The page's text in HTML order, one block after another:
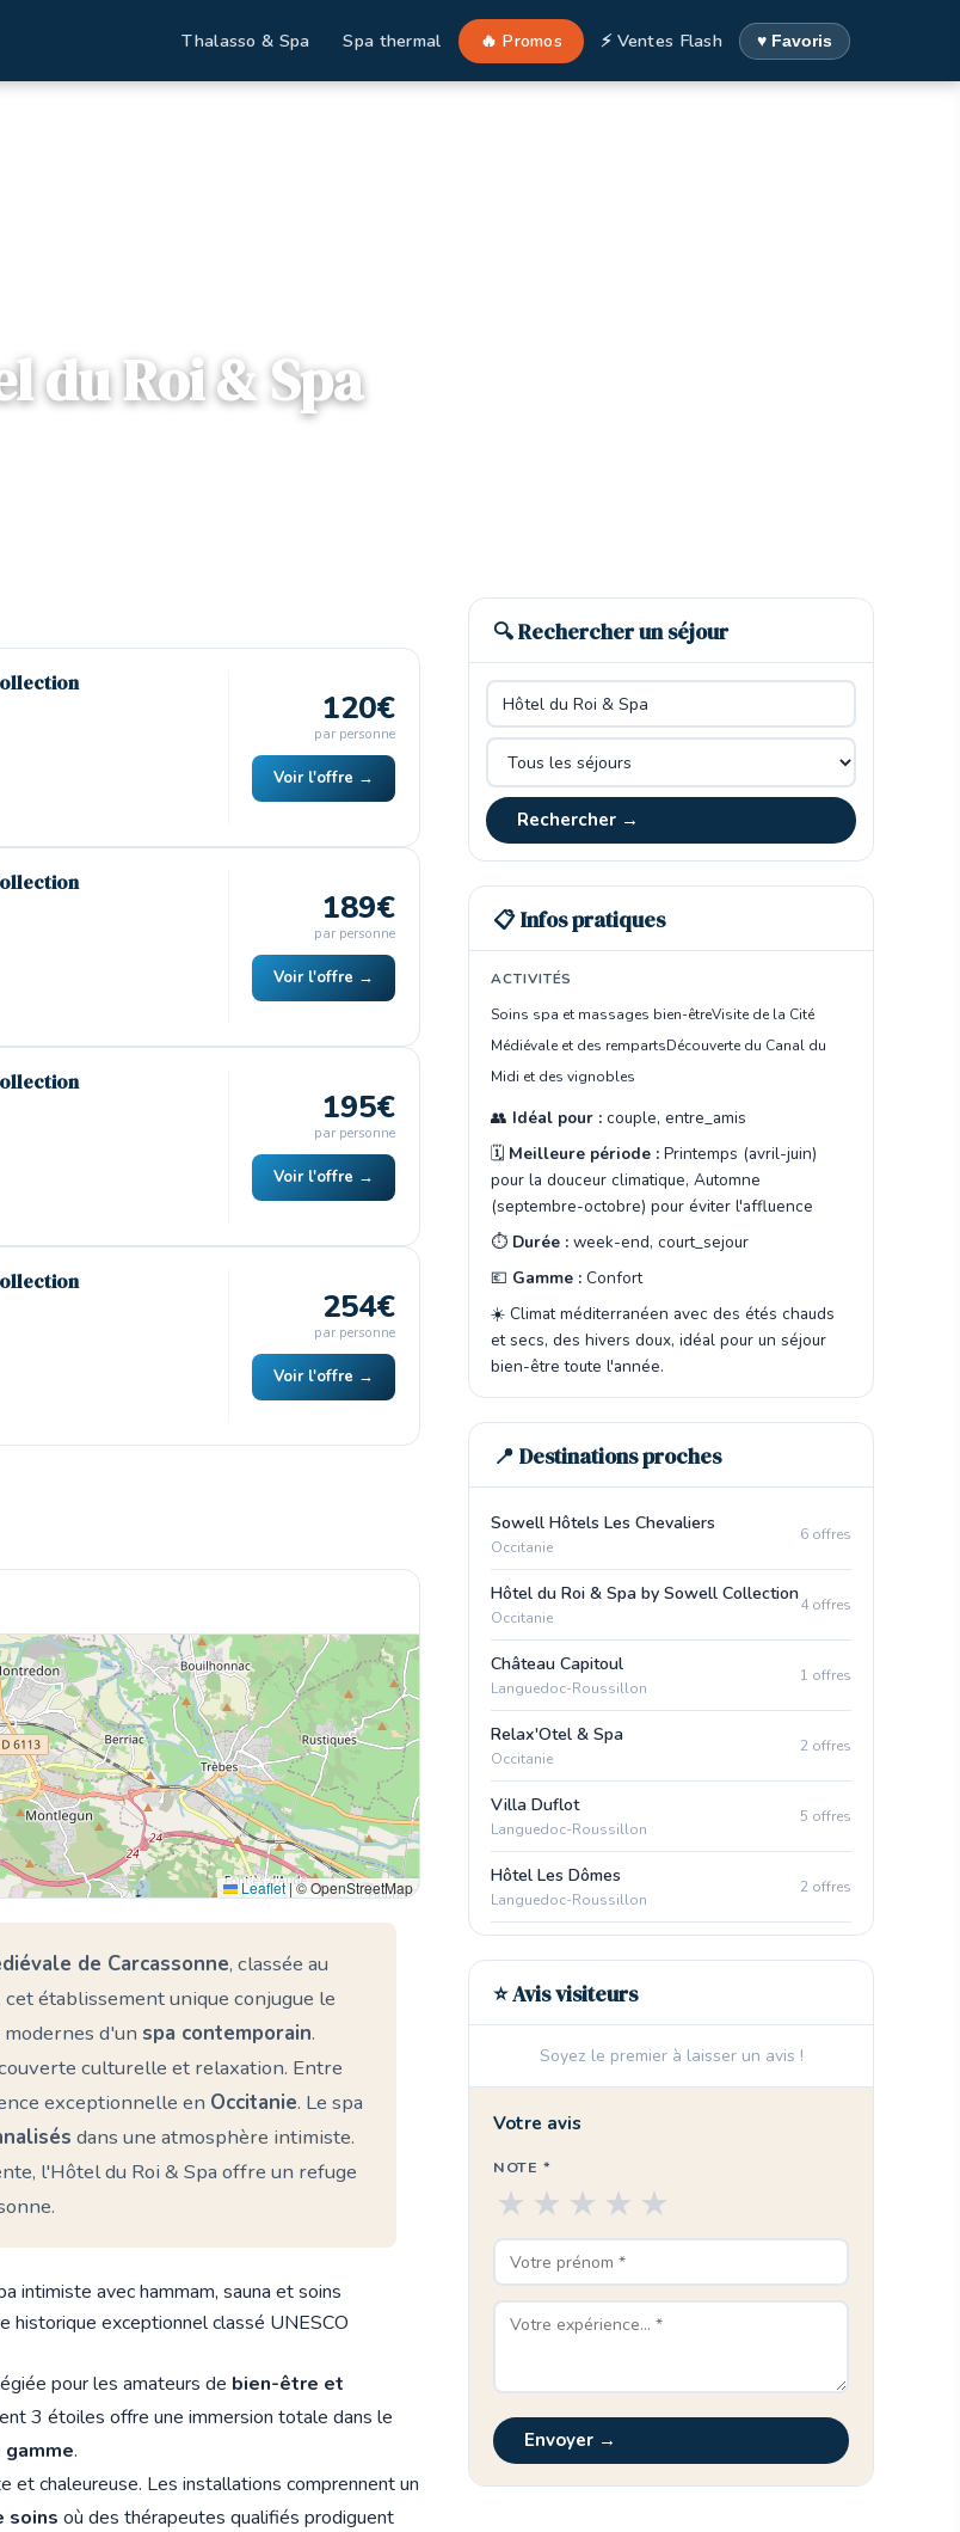
Thalasso & Spa Spa thermal 🔥 Promos ⚡ Ventes Flash ♥ Favoris
du Roi & Spa
120€
par personne
Voir l'offre →
189€
par personne
Voir l'offre →
195€
par personne
Voir l'offre →
254€
par personne
Voir l'offre →
Leaflet |© OpenStreetMap
de Carcassonne, classée au
établissement unique conjugue le
d'un spa contemporain.
culturelle et relaxation. Entre
exceptionnelle en Occitanie. Le spa
dans une atmosphère intimiste.
l'Hôtel du Roi & Spa offre un refuge
intimiste avec hammam, sauna et soins
historique exceptionnel classé UNESCO
pour les amateurs de bien-être et
3 étoiles offre une immersion totale dans le
.
et chaleureuse. Les installations comprennent un
soins où des thérapeutes qualifiés prodiguent
🔍 Rechercher un séjour
Rechercher →
📋 Infos pratiques
ACTIVITÉS
Soins spa et massages bien-êtreVisite de la Cité
Médiévale et des rempartsDécouverte du Canal du
Midi et des vignobles
👥 Idéal pour : couple, entre_amis
🗓️ Meilleure période : Printemps (avril-juin)
pour la douceur climatique, Automne
(septembre-octobre) pour éviter l'affluence
⏱️ Durée : week-end, court_sejour
💶 Gamme : Confort
☀️ Climat méditerranéen avec des étés chauds
et secs, des hivers doux, idéal pour un séjour
bien-être toute l'année.
📍 Destinations proches
Sowell Hôtels Les Chevaliers
Occitanie
6 offres
Hôtel du Roi & Spa by Sowell Collection
Occitanie
4 offres
Château Capitoul
Languedoc-Roussillon
1 offres
Relax'Otel & Spa
Occitanie
2 offres
Villa Duflot
Languedoc-Roussillon
5 offres
Hôtel Les Dômes
Languedoc-Roussillon
2 offres
⭐ Avis visiteurs
Soyez le premier à laisser un avis !
Votre avis
NOTE *
★
★
★
★
★
Envoyer →